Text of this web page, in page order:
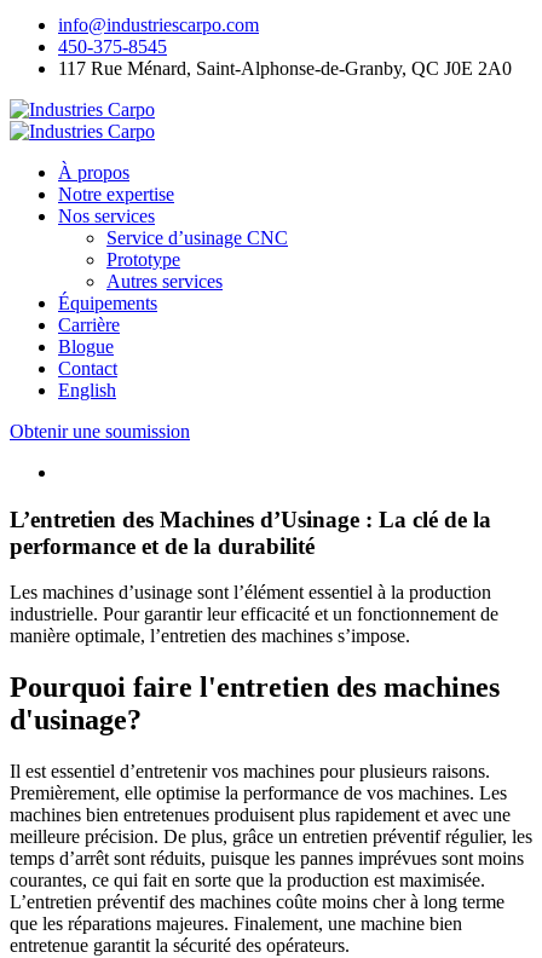
info@industriescarpo.com
450-375-8545
117 Rue Ménard, Saint-Alphonse-de-Granby, QC J0E 2A0
À propos
Notre expertise
Nos services
Service d’usinage CNC
Prototype
Autres services
Équipements
Carrière
Blogue
Contact
English
Obtenir une soumission
L’entretien des Machines d’Usinage : La clé de la
performance et de la durabilité
Les machines d’usinage sont l’élément essentiel à la production
industrielle. Pour garantir leur efficacité et un fonctionnement de
manière optimale, l’entretien des machines s’impose.
Pourquoi faire l'entretien des machines
d'usinage?
Il est essentiel d’entretenir vos machines pour plusieurs raisons.
Premièrement, elle optimise la performance de vos machines. Les
machines bien entretenues produisent plus rapidement et avec une
meilleure précision. De plus, grâce un entretien préventif régulier, les
temps d’arrêt sont réduits, puisque les pannes imprévues sont moins
courantes, ce qui fait en sorte que la production est maximisée.
L’entretien préventif des machines coûte moins cher à long terme
que les réparations majeures. Finalement, une machine bien
entretenue garantit la sécurité des opérateurs.